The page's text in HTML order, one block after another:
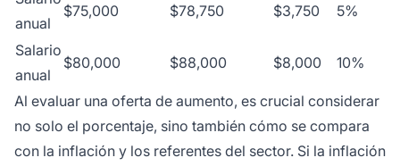
anual
$75,000 $78,750 $3,750 5%
Salario
anual
$80,000 $88,000 $8,000 10%
Al evaluar una oferta de aumento, es crucial considerar
no solo el porcentaje, sino también cómo se compara
con la inflación y los referentes del sector. Si la inflación